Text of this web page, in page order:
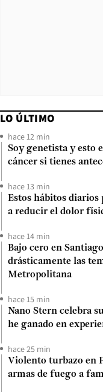
LO ÚLTIMO
hace 12 min
Soy genetista y esto
cáncer si tienes
hace 13 min
Estos hábitos diarios
a reducir el dolor
hace 14 min
Bajo cero en
drásticamente las
Metropolitana
hace 15 min
Nano Stern celebra
he ganado en
hace 25 min
Violento turbazo en
armas de fuego a